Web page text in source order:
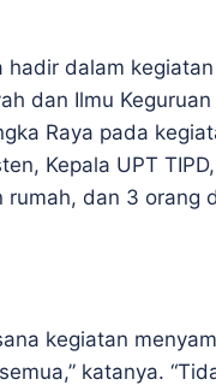
hadir dalam
dan Ilmu
Raya pada
Kepala UPT
rumah, dan 3 orang
kegiatan
katanya.